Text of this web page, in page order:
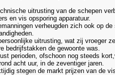
uitrusting van de schepen
en vis opsporing apparatuur.
verheugden zich ook op
uitrusting, wat zij vroeger
bedrijfstakken de gewoonte was.
perioden, ofschoon nog steeds
acht uur, in de zeventiger jaren.
stegen de markt prijzen van de